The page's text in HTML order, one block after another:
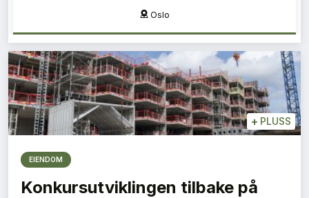
Oslo
+ PLUSS
EIENDOM
Konkursutviklingen tilbake på